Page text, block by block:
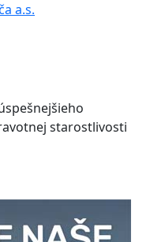
a.s.
starostlivosti